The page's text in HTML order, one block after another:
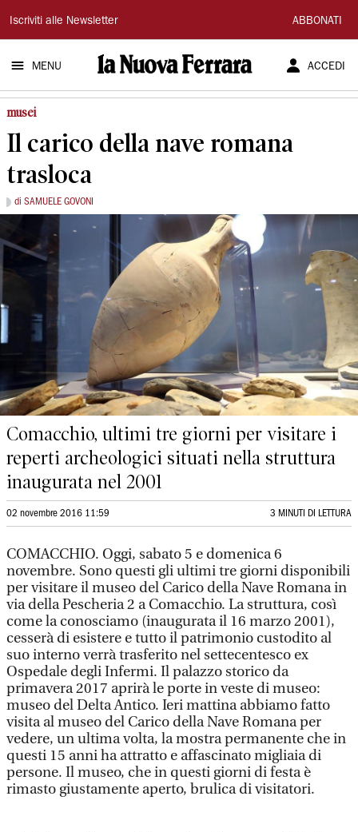
La
Nuova
Ferrara
Iscriviti alle Newsletter ABBONATI
MENU ACCEDI
musei
Il carico della nave romana
trasloca
di SAMUELE GOVONI
Comacchio, ultimi tre giorni per visitare i
reperti archeologici situati nella struttura
inaugurata nel 2001
02 novembre 2016 11:59 3 MINUTI DI LETTURA
COMACCHIO. Oggi, sabato 5 e domenica 6
novembre. Sono questi gli ultimi tre giorni disponibili
per visitare il museo del Carico della Nave Romana in
via della Pescheria 2 a Comacchio. La struttura, così
come la conosciamo (inaugurata il 16 marzo 2001),
cesserà di esistere e tutto il patrimonio custodito al
suo interno verrà trasferito nel settecentesco ex
Ospedale degli Infermi. Il palazzo storico da
primavera 2017 aprirà le porte in veste di museo:
museo del Delta Antico. Ieri mattina abbiamo fatto
visita al museo del Carico della Nave Romana per
vedere, un ultima volta, la mostra permanente che in
questi 15 anni ha attratto e affascinato migliaia di
persone. Il museo, che in questi giorni di festa è
rimasto giustamente aperto, brulica di visitatori.